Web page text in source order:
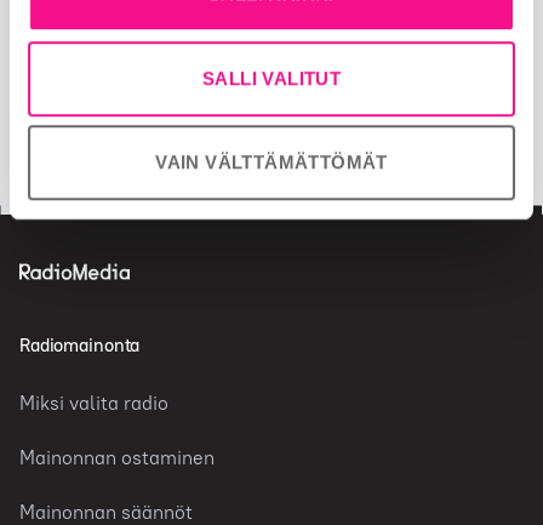
SALLI VALITUT
VAIN VÄLTTÄMÄTTÖMÄT
Seuraa meitä
twitter facebook
Radiomainonta
Miksi valita radio
Mainonnan ostaminen
Mainonnan säännöt